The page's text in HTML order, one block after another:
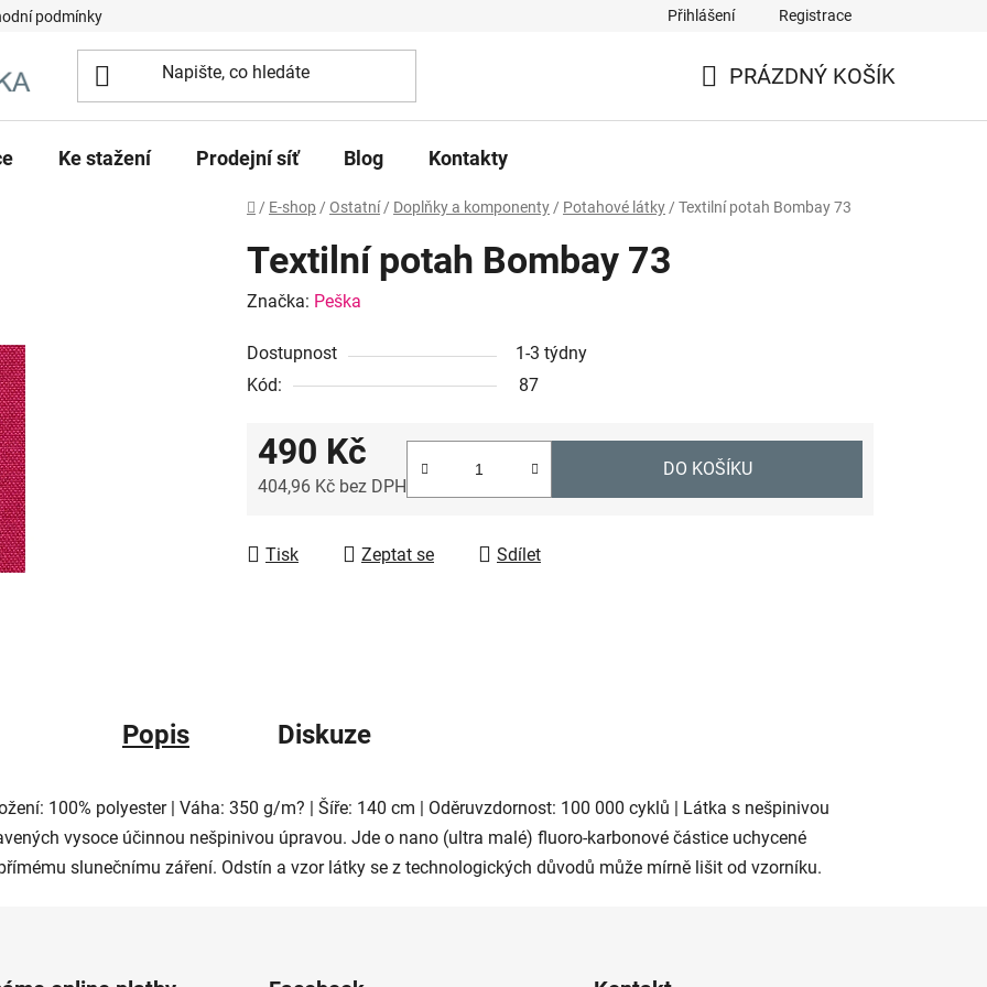
podmínky Přihlášení Registrace
PRÁZDNÝ KOŠÍK
Ke stažení Prodejní síť Blog Kontakty
Domů
/ E-shop / Ostatní / Doplňky a komponenty / Potahové látky / Textilní potah Bombay 73
Textilní potah Bombay 73
Značka: Peška
Dostupnost
1-3 týdny
Kód:
87
490 Kč
404,96 Kč bez DPH
DO KOŠÍKU
Tisk Zeptat se Sdílet
Popis Diskuze
100% polyester | Váha: 350 g/m? | Šíře: 140 cm | Oděruvzdornost: 100 000 cyklů | Látka s nešpinivou
vysoce účinnou nešpinivou úpravou. Jde o nano (ultra malé) fluoro-karbonové částice uchycené
slunečnímu záření. Odstín a vzor látky se z technologických důvodů může mírně lišit od vzorníku.